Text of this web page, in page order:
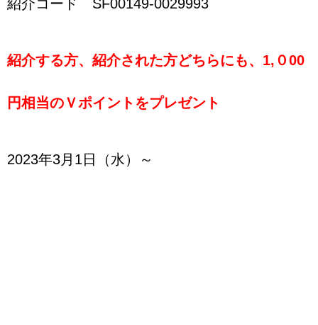
紹介コード SF00149-0029993
紹介する方、紹介された方どちらにも、1,０00
円相当のＶポイントをプレゼント
2023年3月1日（水）～